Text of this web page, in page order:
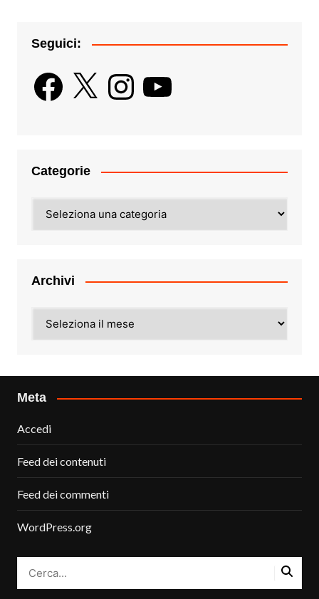
Seguici:
Facebook
X InstagramYouTube
Categorie
Archivi
Meta
Accedi
Feed dei contenuti
Feed dei commenti
WordPress.org